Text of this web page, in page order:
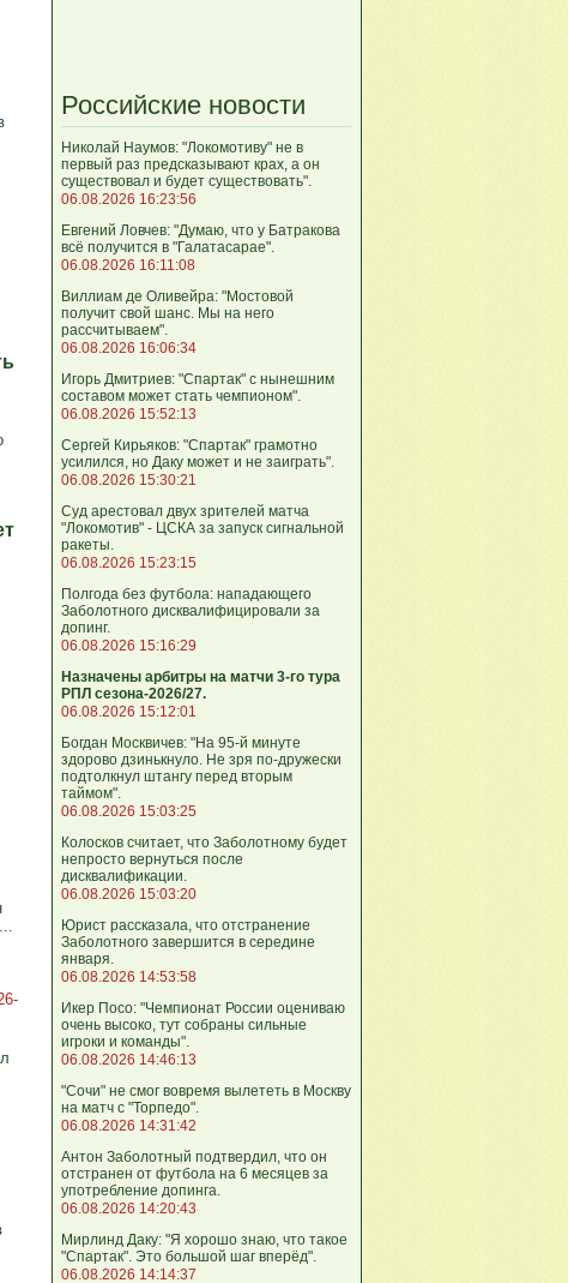
Российские новости
Николай Наумов: "Локомотиву" не в
первый раз предсказывают крах, а он
существовал и будет существовать".
06.08.2026 16:23:56
Евгений Ловчев: "Думаю, что у Батракова
всё получится в "Галатасарае".
06.08.2026 16:11:08
Виллиам де Оливейра: "Мостовой
получит свой шанс. Мы на него
рассчитываем".
06.08.2026 16:06:34
Игорь Дмитриев: "Спартак" с нынешним
составом может стать чемпионом".
06.08.2026 15:52:13
Сергей Кирьяков: "Спартак" грамотно
усилился, но Даку может и не заиграть".
06.08.2026 15:30:21
Суд арестовал двух зрителей матча
"Локомотив" - ЦСКА за запуск сигнальной
ракеты.
06.08.2026 15:23:15
Полгода без футбола: нападающего
Заболотного дисквалифицировали за
допинг.
06.08.2026 15:16:29
Назначены арбитры на матчи 3-го тура
РПЛ сезона-2026/27.
06.08.2026 15:12:01
Богдан Москвичев: "На 95‑й минуте
здорово дзинькнуло. Не зря по‑дружески
подтолкнул штангу перед вторым
таймом".
06.08.2026 15:03:25
Колосков считает, что Заболотному будет
непросто вернуться после
дисквалификации.
06.08.2026 15:03:20
Юрист рассказала, что отстранение
Заболотного завершится в середине
января.
06.08.2026 14:53:58
Икер Посо: "Чемпионат России оцениваю
очень высоко, тут собраны сильные
игроки и команды".
06.08.2026 14:46:13
"Сочи" не смог вовремя вылететь в Москву
на матч с "Торпедо".
06.08.2026 14:31:42
Антон Заболотный подтвердил, что он
отстранен от футбола на 6 месяцев за
употребление допинга.
06.08.2026 14:20:43
Мирлинд Даку: "Я хорошо знаю, что такое
"Спартак". Это большой шаг вперёд".
06.08.2026 14:14:37